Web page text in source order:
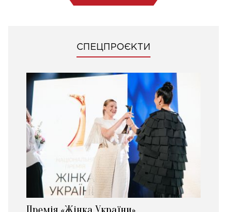
СПЕЦПРОЄКТИ